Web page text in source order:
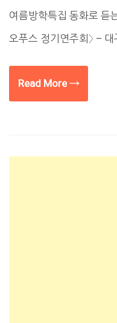
여름방학특집 동화로 듣
오푸스 정기연주회〉 –
Read More →